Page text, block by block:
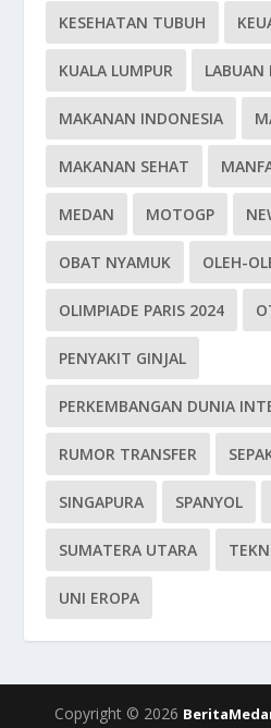
KESEHATAN TUBUH
KUALA LUMPUR LABUAN
MAKANAN INDONESIA
MAKANAN SEHAT
MEDAN MOTOGP
OBAT NYAMUK OLEH-
OLIMPIADE PARIS 2024
PENYAKIT GINJAL
PERKEMBANGAN DUNIA
RUMOR TRANSFER
SINGAPURA SPANYOL
SUMATERA UTARA
UNI EROPA
Copyright © 2026